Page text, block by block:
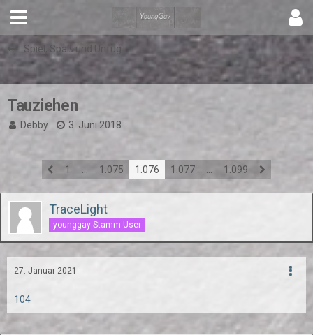
Spiel, Spaß und Unfug
Tauziehen
Debby 3. Juni 2018
1 1.075 1.076 1.077 1.099
TraceLight
younggay Stamm-User
27. Januar 2021
104